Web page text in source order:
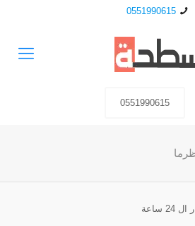
0551990615
0551990615